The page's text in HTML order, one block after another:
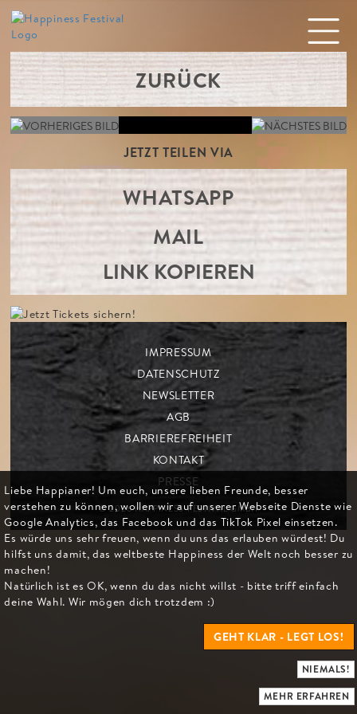
ZURÜCK
JETZT TEILEN VIA
WHATSAPP
MAIL
LINK KOPIEREN
IMPRESSUM
DATENSCHUTZ
NEWSLETTER
AGB
BARRIEREFREIHEIT
KONTAKT
PRESSE
© 2026 HAPPINESS FESTIVAL GMBH
Liebe Happianer! Um euch, unsere lieben Freunde, besser
verstehen zu können, wollen wir auf unserer Webseite Dienste wie
Google Analytics, das Facebook und das TikTok Pixel einsetzen.
Es würde uns sehr freuen, wenn du uns das erlauben würdest! Du
hilfst uns damit, das weltbeste Happiness der Welt noch besser zu
machen!
Natürlich ist es OK, wenn du das nicht willst - bitte triff einfach
deine Wahl. Wir mögen dich trotzdem :)
GEHT KLAR - LEGT LOS!
NIEMALS!
MEHR ERFAHREN